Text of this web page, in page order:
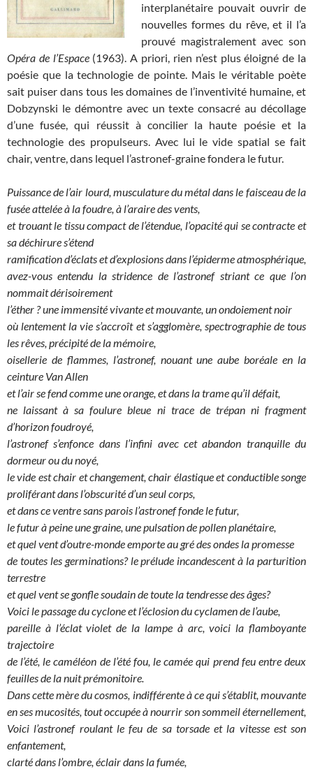
interplanétaire pouvait ouvrir de
nouvelles formes du rêve, et il l’a
prouvé magistralement avec son
Opéra de l’Espace(1963). A priori, rien n’est plus éloigné de la
poésie que la technologie de pointe. Mais le véritable poète
sait puiser dans tous les domaines de l’inventivité humaine, et
Dobzynski le démontre avec un texte consacré au décollage
d’une fusée, qui réussit à concilier la haute poésie et la
technologie des propulseurs. Avec lui le vide spatial se fait
chair, ventre, dans lequel l’astronef-graine fondera le futur.
Puissance de l’air lourd, musculature du métal dans le faisceau de la
fusée attelée à la foudre, à l’araire des vents,
et trouant le tissu compact de l’étendue, l’opacité qui se contracte et
sa déchirure s’étend
ramification d’éclats et d’explosions dans l’épiderme atmosphérique,
avez-vous entendu la stridence de l’astronef striant ce que l’on
nommait dérisoirement
l’éther ? une immensité vivante et mouvante, un ondoiement noir
où lentement la vie s’accroît et s’agglomère, spectrographie de tous
les rêves, précipité de la mémoire,
oisellerie de flammes, l’astronef, nouant une aube boréale en la
ceinture Van Allen
et l’air se fend comme une orange, et dans la trame qu’il défait,
ne laissant à sa foulure bleue ni trace de trépan ni fragment
d’horizon foudroyé,
l’astronef s’enfonce dans l’infini avec cet abandon tranquille du
dormeur ou du noyé,
le vide est chair et changement, chair élastique et conductible songe
proliférant dans l’obscurité d’un seul corps,
et dans ce ventre sans parois l’astronef fonde le futur,
le futur à peine une graine, une pulsation de pollen planétaire,
et quel vent d’outre-monde emporte au gré des ondes la promesse
de toutes les germinations? le prélude incandescent à la parturition
terrestre
et quel vent se gonfle soudain de toute la tendresse des âges?
Voici le passage du cyclone et l’éclosion du cyclamen de l’aube,
pareille à l’éclat violet de la lampe à arc, voici la flamboyante
trajectoire
de l’été, le caméléon de l’été fou, le camée qui prend feu entre deux
feuilles de la nuit prémonitoire.
Dans cette mère du cosmos, indifférente à ce qui s’établit, mouvante
en ses mucosités, tout occupée à nourrir son sommeil éternellement,
Voici l’astronef roulant le feu de sa torsade et la vitesse est son
enfantement,
clarté dans l’ombre, éclair dans la fumée,